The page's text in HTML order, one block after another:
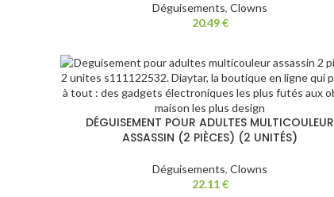
Déguisements,Clowns
20.49€
DÉGUISEMENT POUR ADULTES MULTICOULEUR
ASSASSIN (2 PIÈCES) (2 UNITÉS)
Déguisements,Clowns
22.11€